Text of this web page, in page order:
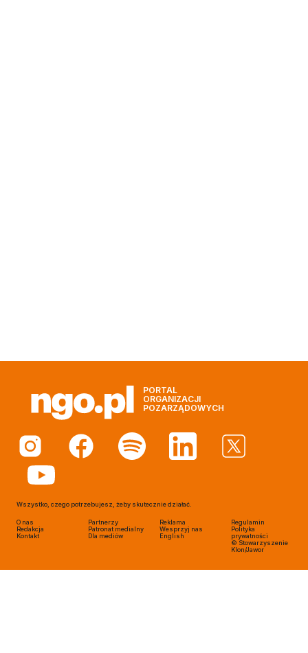
PORTAL
ORGANIZACJI
POZARZĄDOWYCH
Wszystko, czego potrzebujesz, żeby skutecznie działać.
O nas
Redakcja
Kontakt
Partnerzy
Patronat medialny
Dla mediów
Reklama
Wesprzyj nas
English
Regulamin
Polityka
prywatności
© Stowarzyszenie
Klon/Jawor